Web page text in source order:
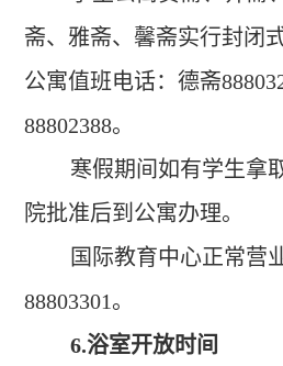
斋、雅斋、馨斋实行封闭
公寓值班电话：德斋
88802388。
寒假期间如有学生拿
院批准后到公寓办理。
国际教育中心正常营
88803301。
6.浴室开放时间